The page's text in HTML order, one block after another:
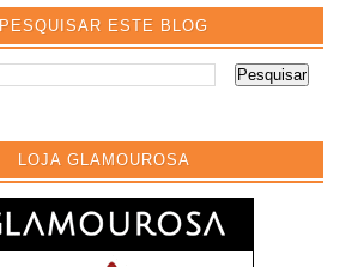
PESQUISAR ESTE BLOG
LOJA GLAMOUROSA